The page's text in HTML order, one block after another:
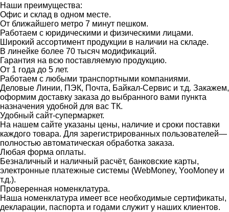
Наши преимущества:
Офис и склад в одном месте.
От ближайшего метро 7 минут пешком.
Работаем с юридическими и физическими лицами.
Широкий ассортимент продукции в наличии на складе.
В линейке более 70 тысяч модификаций.
Гарантия на всю поставляемую продукцию.
От 1 года до 5 лет.
Работаем с любыми транспортными компаниями.
Деловые Линии, ПЭК, Почта, Байкал-Сервис и т.д. Закажем,
оформим доставку заказа до выбранного вами пункта
назначения удобной для вас ТК.
Удобный сайт-супермаркет.
На нашем сайте указаны цены, наличие и сроки поставки
каждого товара. Для зарегистрированных пользователей—
полностью автоматическая обработка заказа.
Любая форма оплаты.
Безналичный и наличный расчёт, банковские карты,
электронные платежные системы (WebMoney, YooMoney и
т.д.).
Проверенная номенклатура.
Наша номенклатура имеет все необходимые сертификаты,
декларации, паспорта и годами служит у наших клиентов.